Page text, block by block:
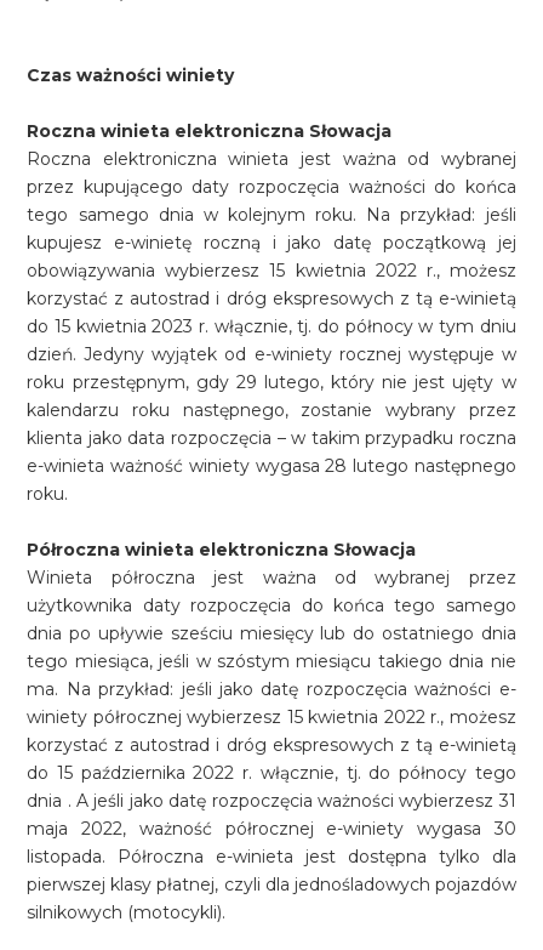
Czas ważności winiety
Roczna winieta elektroniczna Słowacja
Roczna elektroniczna winieta jest ważna od wybranej
przez kupującego daty rozpoczęcia ważności do końca
tego samego dnia w kolejnym roku. Na przykład: jeśli
kupujesz e-winietę roczną i jako datę początkową jej
obowiązywania wybierzesz 15 kwietnia 2022 r., możesz
korzystać z autostrad i dróg ekspresowych z tą e-winietą
do 15 kwietnia 2023 r. włącznie, tj. do północy w tym dniu
dzień. Jedyny wyjątek od e-winiety rocznej występuje w
roku przestępnym, gdy 29 lutego, który nie jest ujęty w
kalendarzu roku następnego, zostanie wybrany przez
klienta jako data rozpoczęcia – w takim przypadku roczna
e-winieta ważność winiety wygasa 28 lutego następnego
roku.
Półroczna winieta elektroniczna Słowacja
Winieta półroczna jest ważna od wybranej przez
użytkownika daty rozpoczęcia do końca tego samego
dnia po upływie sześciu miesięcy lub do ostatniego dnia
tego miesiąca, jeśli w szóstym miesiącu takiego dnia nie
ma. Na przykład: jeśli jako datę rozpoczęcia ważności e-
winiety półrocznej wybierzesz 15 kwietnia 2022 r., możesz
korzystać z autostrad i dróg ekspresowych z tą e-winietą
do 15 października 2022 r. włącznie, tj. do północy tego
dnia . A jeśli jako datę rozpoczęcia ważności wybierzesz 31
maja 2022, ważność półrocznej e-winiety wygasa 30
listopada. Półroczna e-winieta jest dostępna tylko dla
pierwszej klasy płatnej, czyli dla jednośladowych pojazdów
silnikowych (motocykli).